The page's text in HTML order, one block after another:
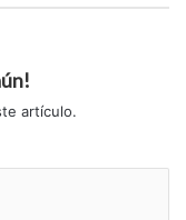
artículo.